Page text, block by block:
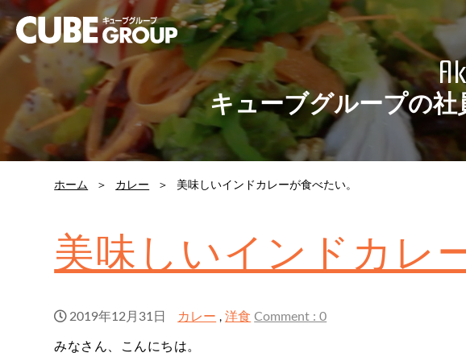
キューブグループの社
ホーム カレー 美味しいインドカレーが食べたい。
美味しいインドカレ
2019年12月31日 カレー ,洋食 Comment : 0
みなさん、こんにちは。